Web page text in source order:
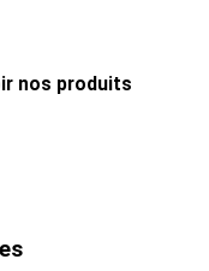
nos produits